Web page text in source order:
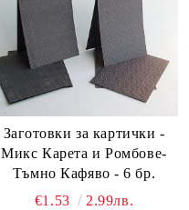
Заготовки за картички -
Микс Карета и Ромбове-
Тъмно Кафяво - 6 бр.
€1.53
2.99лв.